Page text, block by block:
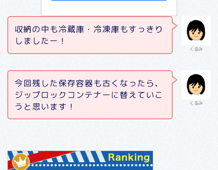
くるみ
収納の中も冷蔵庫・冷凍庫もすっきり
しましたー！
くるみ
今回残した保存容器も古くなったら、
ジップロックコンテナーに替えていこ
うと思います！